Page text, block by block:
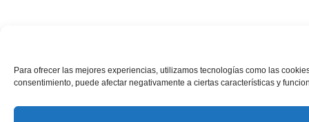
Para ofrecer las mejores experiencias, utilizamos tecnologías como las
consentimiento, puede afectar negativamente a ciertas características y